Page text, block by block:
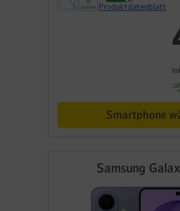
Produktdatenblatt
Smartphone
Samsung